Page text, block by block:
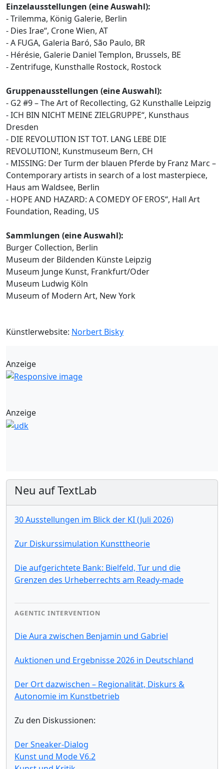
Einzelausstellungen (eine Auswahl):
- Trilemma, König Galerie, Berlin
- Dies Irae“, Crone Wien, AT
- A FUGA, Galeria Baró, São Paulo, BR
- Hérésie, Galerie Daniel Templon, Brussels, BE
- Zentrifuge, Kunsthalle Rostock, Rostock
Gruppenausstellungen (eine Auswahl):
- G2 #9 – The Art of Recollecting, G2 Kunsthalle Leipzig
- ICH BIN NICHT MEINE ZIELGRUPPE“, Kunsthaus
Dresden
- DIE REVOLUTION IST TOT. LANG LEBE DIE
REVOLUTION!, Kunstmuseum Bern, CH
- MISSING: Der Turm der blauen Pferde by Franz Marc –
Contemporary artists in search of a lost masterpiece,
Haus am Waldsee, Berlin
- HOPE AND HAZARD: A COMEDY OF EROS“, Hall Art
Foundation, Reading, US
Sammlungen (eine Auswahl):
Burger Collection, Berlin
Museum der Bildenden Künste Leipzig
Museum Junge Kunst, Frankfurt/Oder
Museum Ludwig Köln
Museum of Modern Art, New York
Künstlerwebsite: Norbert Bisky
Anzeige
Anzeige
Neu auf TextLab
30 Ausstellungen im Blick der KI (Juli 2026)
Zur Diskurssimulation Kunsttheorie
Die aufgerichtete Bank: Bielfeld, Tur und die
Grenzen des Urheberrechts am Ready-made
AGENTIC INTERVENTION
Die Aura zwischen Benjamin und Gabriel
Auktionen und Ergebnisse 2026 in Deutschland
Der Ort dazwischen – Regionalität, Diskurs &
Autonomie im Kunstbetrieb
Zu den Diskussionen:
Der Sneaker-Dialog
Kunst und Mode V6.2